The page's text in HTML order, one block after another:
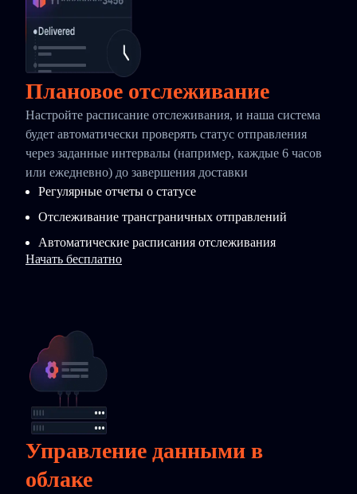
Плановое отслеживание
Настройте расписание отслеживания, и наша система
будет автоматически проверять статус отправления
через заданные интервалы (например, каждые 6 часов
или ежедневно) до завершения доставки
Регулярные отчеты о статусе
Отслеживание трансграничных отправлений
Автоматические расписания отслеживания
Начать бесплатно
Управление данными в
облаке